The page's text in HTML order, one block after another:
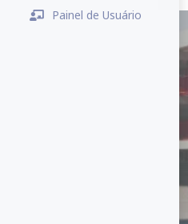
Painel de Usuário